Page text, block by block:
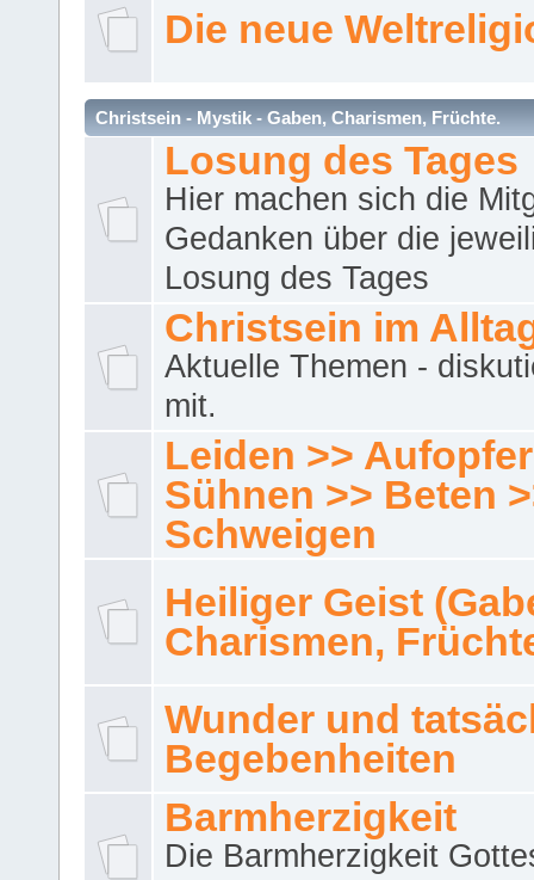
Die neue
Christsein - Mystik - Gaben, Charismen, Früchte.
Losung des Tages
Hier machen sich die
Gedanken über die
Losung des Tages
Christsein im
Aktuelle Themen -
mit.
Leiden >>
Sühnen >> Beten
Schweigen
Heiliger Geist
Charismen,
Wunder und
Begebenheiten
Barmherzigkeit
Die Barmherzigkeit